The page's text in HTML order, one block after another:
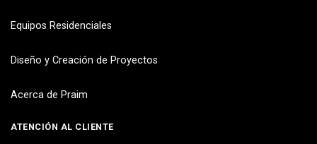
Equipos Residenciales
Diseño y Creación de Proyectos
Acerca de Praim
ATENCIÓN AL CLIENTE